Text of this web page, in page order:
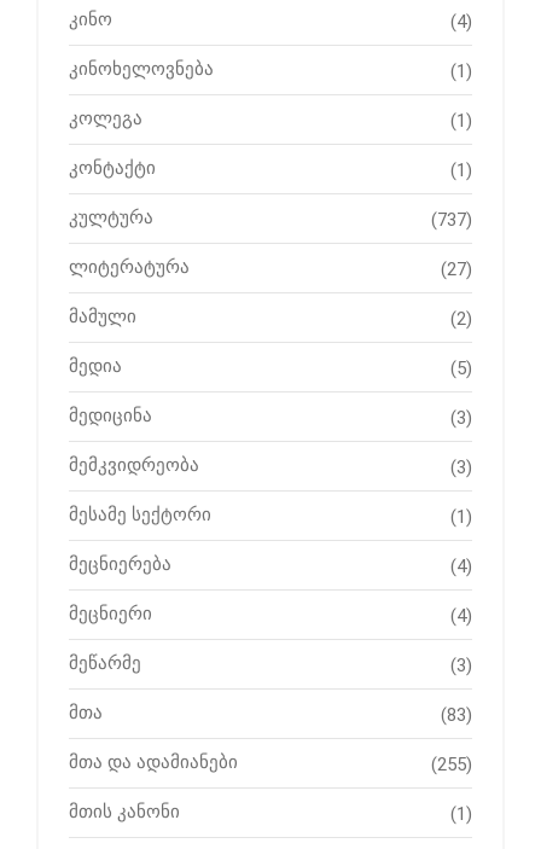
კინო (4)
კინოხელოვნება (1)
კოლეგა (1)
კონტაქტი (1)
კულტურა (737)
ლიტერატურა (27)
მამული (2)
მედია (5)
მედიცინა (3)
მემკვიდრეობა (3)
მესამე სექტორი (1)
მეცნიერება (4)
მეცნიერი (4)
მეწარმე (3)
მთა (83)
მთა და ადამიანები (255)
მთის კანონი (1)